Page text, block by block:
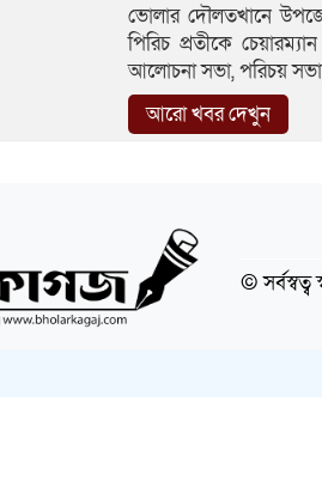
ভোলার দৌলতখানে
পিরিচ প্রতীকে
আলোচনা সভা, পরিচয় সভা,
আরো খবর দেখুন
©